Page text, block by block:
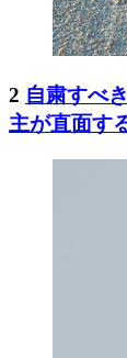
2 自粛すべ
主が直面す